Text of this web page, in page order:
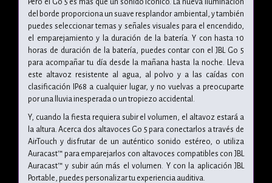
del borde proporciona un suave resplandor ambiental, y también
puedes seleccionar temas y señales visuales para el encendido,
el emparejamiento y la duración de la batería. Y con hasta 10
horas de duración de la batería, puedes contar con el JBL Go 5
para acompañar tu día desde la mañana hasta la noche. Lleva
este altavoz resistente al agua, al polvo y a las caídas con
clasificación IP68 a cualquier lugar, y no vuelvas a preocuparte
por una lluvia inesperada o un tropiezo accidental.
Y, cuando la fiesta requiera subir el volumen, el altavoz estará a
la altura. Acerca dos altavoces Go 5 para conectarlos a través de
AirTouch y disfrutar de un auténtico sonido estéreo, o utiliza
Auracast™ para emparejarlos con altavoces compatibles con JBL
Auracast™ y subir aún más el volumen. Y con la aplicación JBL
Portable, puedes personalizar tu experiencia auditiva.